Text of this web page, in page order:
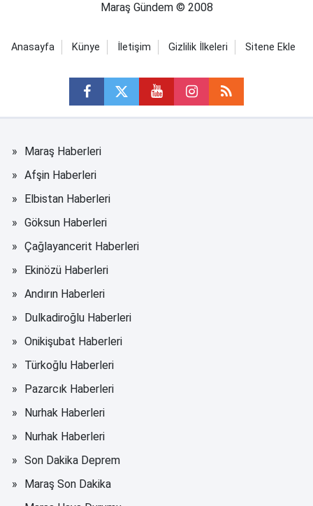
Maraş Gündem © 2008
Anasayfa Künye İletişim Gizlilik İlkeleri Sitene Ekle
Maraş Haberleri
Afşin Haberleri
Elbistan Haberleri
Göksun Haberleri
Çağlayancerit Haberleri
Ekinözü Haberleri
Andırın Haberleri
Dulkadiroğlu Haberleri
Onikişubat Haberleri
Türkoğlu Haberleri
Pazarcık Haberleri
Nurhak Haberleri
Nurhak Haberleri
Son Dakika Deprem
Maraş Son Dakika